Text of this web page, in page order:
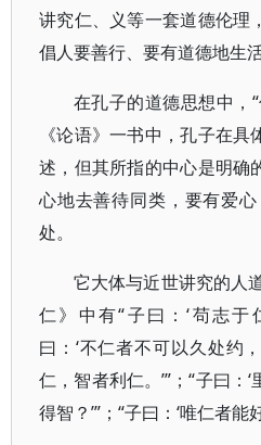
讲究仁、义等一套道德伦理
倡人要善行、要有道德地生活
在孔子的道德思想中，
《论语》一书中，孔子在
述，但其所指的中心是明确
心地去善待同类，要有爱
处。
它大体与近世讲究的人
仁》中有“子曰：‘苟志于
曰：‘不仁者不可以久处约
仁，智者利仁。’”；“子曰：
得智？’”；“子曰：‘唯仁者能